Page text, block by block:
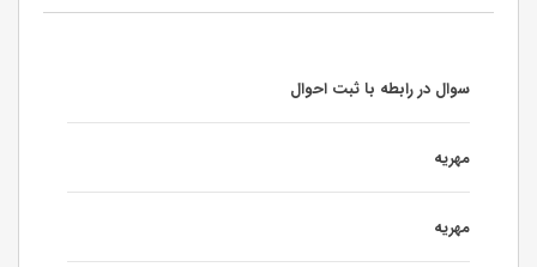
سوال در رابطه با ثبت احوال
مهریه
مهریه